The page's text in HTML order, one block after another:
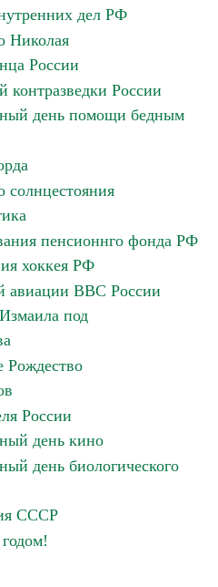
дел РФ
Николая
России
контразведки России
день помощи бедным
солнцестояния
пенсионнго фонда РФ
хоккея РФ
авиации ВВС России
под
Рождество
России
день кино
день биологического
СССР